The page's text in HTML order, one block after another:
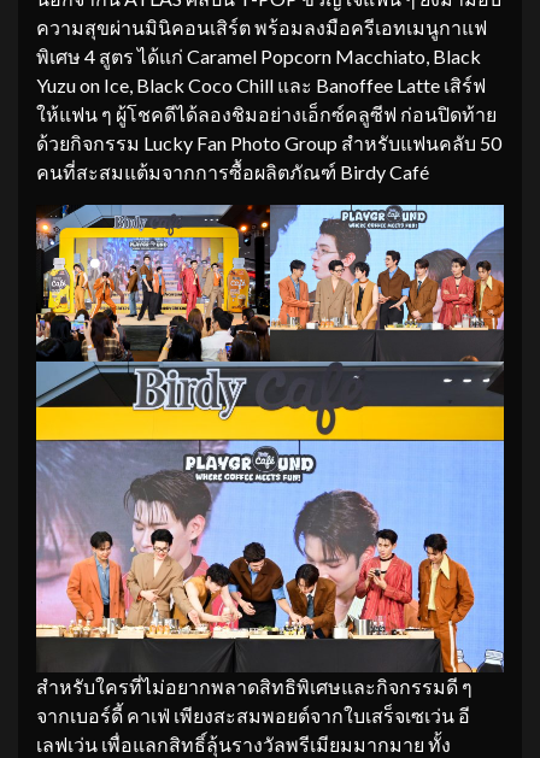
ความสุขผ่านมินิคอนเสิร์ต พร้อมลงมือครีเอทเมนูกาแฟ
พิเศษ 4 สูตร ได้แก่ Caramel Popcorn Macchiato, Black
Yuzu on Ice, Black Coco Chill และ Banoffee Latte เสิร์ฟ
ให้แฟน ๆ ผู้โชคดีได้ลองชิมอย่างเอ็กซ์คลูซีฟ ก่อนปิดท้าย
ด้วยกิจกรรม Lucky Fan Photo Group สำหรับแฟนคลับ 50
คนที่สะสมแต้มจากการซื้อผลิตภัณฑ์ Birdy Café
สำหรับใครที่ไม่อยากพลาดสิทธิพิเศษและกิจกรรมดี ๆ
จากเบอร์ดี้ คาเฟ่ เพียงสะสมพอยต์จากใบเสร็จเซเว่น อี
เลฟเว่น เพื่อแลกสิทธิ์ลุ้นรางวัลพรีเมียมมากมาย ทั้ง